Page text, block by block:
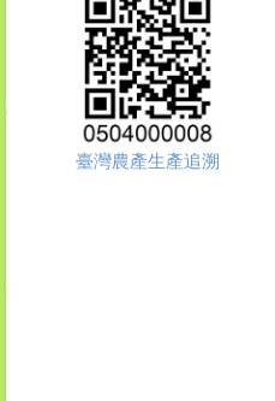
臺灣農產生產追溯